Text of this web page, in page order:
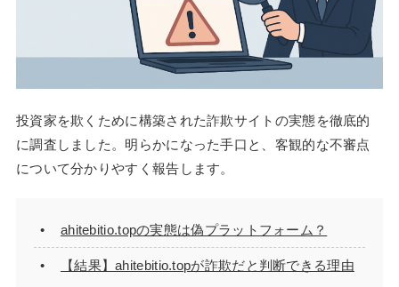
投資家を欺くために構築された詐欺サイトの実態を徹底的
に調査しました。明らかになった手口と、客観的な不審点
について分かりやすく報告します。
ahitebitio.topの実態は偽プラットフォーム？
【結果】ahitebitio.topが詐欺だと判断できる理由